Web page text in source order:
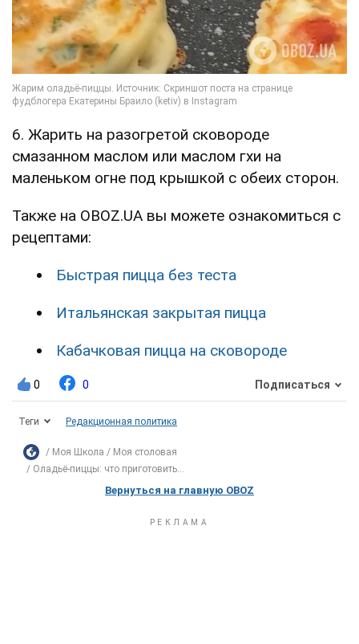
6. Жарить на разогретой сковороде
смазанном маслом или маслом гхи на
маленьком огне под крышкой с обеих сторон.
Также на OBOZ.UA вы можете ознакомиться с
рецептами:
Быстрая пицца без теста
Итальянская закрытая пицца
Кабачковая пицца на сковороде
0 0 Подписаться
Теги Редакционная политика
Моя Школа
Моя столовая
Оладьё-пиццы: что приготовить...
Вернуться на главную OBOZ